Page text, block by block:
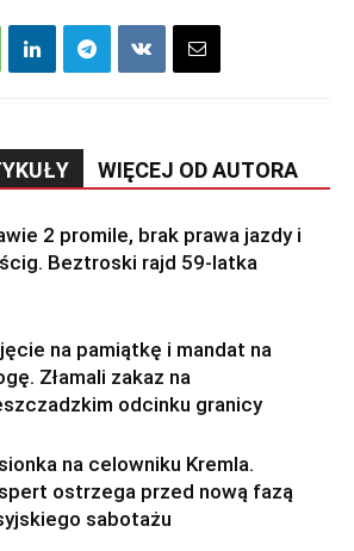
WIĘCEJ OD AUTORA
2 promile, brak prawa jazdy i
Beztroski rajd 59-latka
na pamiątkę i mandat na
Złamali zakaz na
odcinku granicy
na celowniku Kremla.
ostrzega przed nową fazą
sabotażu